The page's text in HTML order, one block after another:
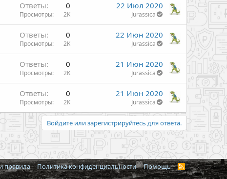
Ответы 0
Просмотры 2K
22 Июл 2020
Jurassica
Ответы 0
Просмотры 2K
22 Июн 2020
Jurassica
Ответы 0
Просмотры 2K
21 Июн 2020
Jurassica
Ответы 0
Просмотры 2K
21 Июн 2020
Jurassica
Войдите или зарегистрируйтесь для ответа.
правила Политика конфиденциальности Помощь
R
S